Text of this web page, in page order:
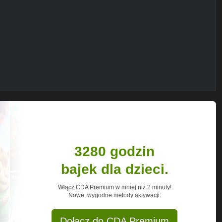
3280 godzin
bajek dla dzieci.
Włącz CDA Premium w mniej niż 2 minuty!
Nowe, wygodne metody aktywacji.